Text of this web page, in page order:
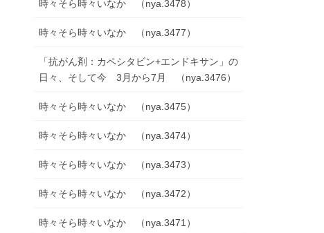
時々そら時々いなか （nya.3478）
時々そら時々いなか （nya.3477）
「抗がん剤：カペシタビン+エンドキサン」の
日々、そして今 3月から7月 （nya.3476）
時々そら時々いなか （nya.3475）
時々そら時々いなか （nya.3474）
時々そら時々いなか （nya.3473）
時々そら時々いなか （nya.3472）
時々そら時々いなか （nya.3471）